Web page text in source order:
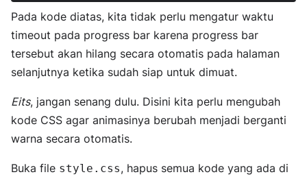
Pada kode diatas, kita tidak perlu mengatur waktu
timeout pada progress bar karena progress bar
tersebut akan hilang secara otomatis pada halaman
selanjutnya ketika sudah siap untuk dimuat.
Eits, jangan senang dulu. Disini kita perlu mengubah
kode CSS agar animasinya berubah menjadi berganti
warna secara otomatis.
Buka file style.css, hapus semua kode yang ada di